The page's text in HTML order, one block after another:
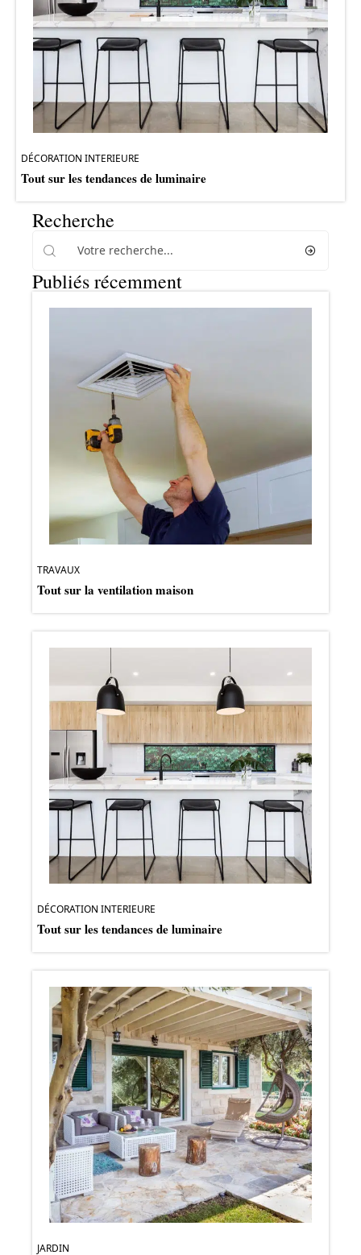
DÉCORATION INTERIEURE
Tout sur les tendances de luminaire
Recherche
Publiés récemment
TRAVAUX
Tout sur la ventilation maison
DÉCORATION INTERIEURE
Tout sur les tendances de luminaire
JARDIN